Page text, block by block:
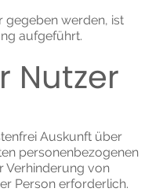
gegeben werden, ist
aufgeführt.
Nutzer
Auskunft über
personenbezogenen
Verhinderung von
Person erforderlich.